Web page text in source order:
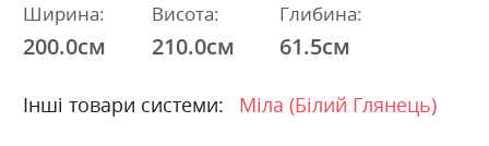
Ширина:
200.0см
Висота:
210.0см
Глибина:
61.5см
Інші товари системи: Міла (Білий Глянець)